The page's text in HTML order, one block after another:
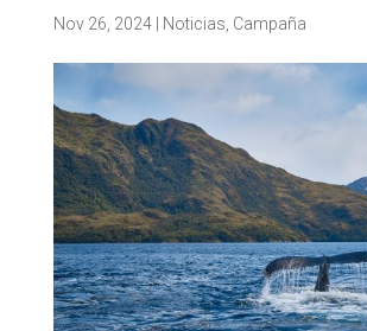
Nov 26, 2024| Noticias Campaña